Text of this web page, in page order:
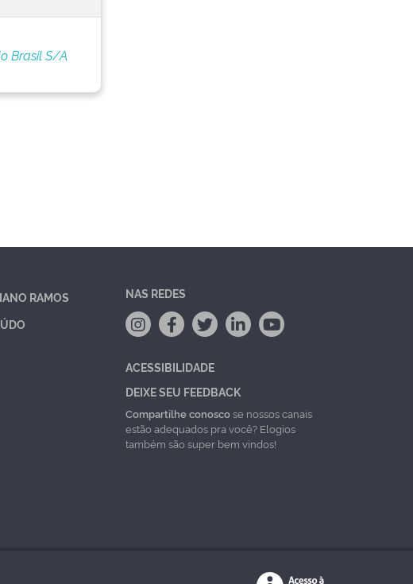
Brasil S/A
RAMOS
NAS REDES
ACESSIBILIDADE
DEIXE SEU FEEDBACK
Compartilhe conoscose nossos canais
estão adequados pra você? Elogios
também são super bem vindos!